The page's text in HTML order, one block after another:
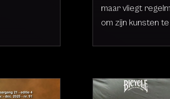
maar vliegt
om zijn kunsten